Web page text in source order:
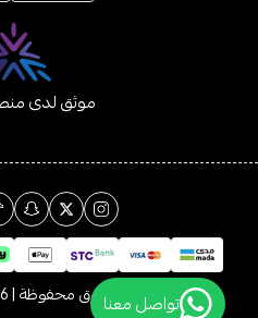
موثق لدى
الحقوق محفوظة | 2026تواصل معنا